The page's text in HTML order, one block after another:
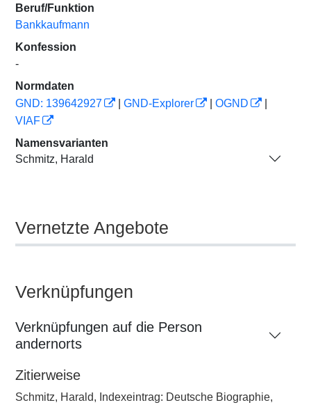
Beruf/Funktion
Bankkaufmann
Konfession
-
Normdaten
GND: 139642927
GND-Explorer OGND
VIAF
Namensvarianten
Schmitz, Harald
Vernetzte Angebote
Verknüpfungen
Verknüpfungen auf die Person
andernorts
Zitierweise
Schmitz, Harald, Indexeintrag: Deutsche Biographie,